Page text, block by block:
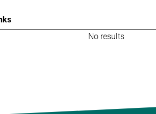
No results